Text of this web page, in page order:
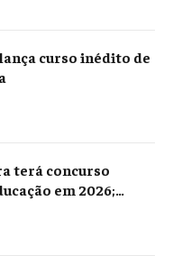
curso inédito de
terá concurso
em 2026;